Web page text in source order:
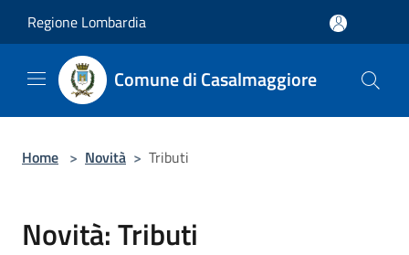
Regione Lombardia
Comune di Casalmaggiore
Home > Novità > Tributi
Novità: Tributi